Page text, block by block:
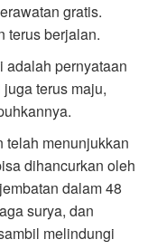
gratis.
terus berjalan.
adalah pernyataan
terus maju,
telah menunjukkan
dihancurkan oleh
dalam 48
surya, dan
melindungi